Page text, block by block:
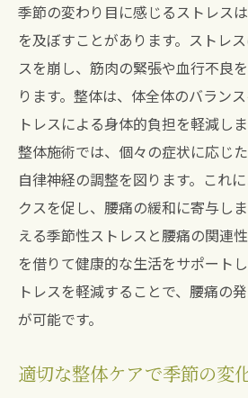
腰痛を軽減するための食
腰痛を防ぐための正しい
整体を活用した季節の変わり
整体で整える季節の体調
腰痛改善のための整体プ
セルフケアと整体の組み
季節ごとの体調変化に応
腰痛を軽減するためのリ
整体を通じた心身のバラ
腰痛に悩む方必見！宝塚市
ーチ
整体を受ける前に知って
季節の変わり目に感じるストレス
を及ぼすことがあります。ストレ
スを崩し、筋肉の緊張や血行不良
ります。整体は、体全体のバラン
トレスによる身体的負担を軽減し
整体施術では、個々の症状に応じ
自律神経の調整を図ります。これ
クスを促し、腰痛の緩和に寄与し
える季節性ストレスと腰痛の関連
を借りて健康的な生活をサポート
トレスを軽減することで、腰痛の
が可能です。
適切な整体ケアで季節の変